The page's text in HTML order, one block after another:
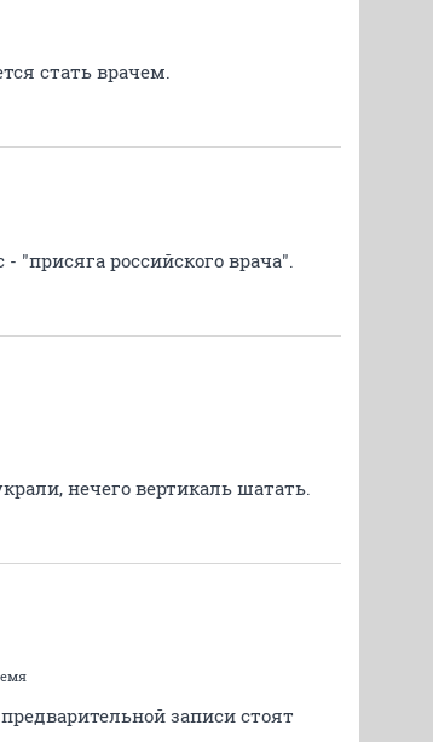
стать врачем.
"присяга российского врача".
нечего вертикаль шатать.
записи стоят